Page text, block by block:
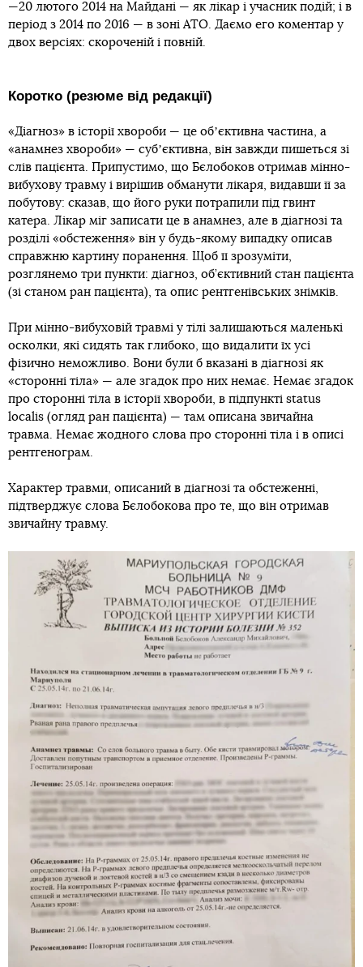
—20 лютого 2014 на Майдані — як лікар і учасник подій; і в
період з 2014 по 2016 — в зоні АТО. Даємо его коментар у
двох версіях: скороченій і повній.
Коротко (резюме від редакції)
«Діагноз» в історії хвороби — це обʼєктивна частина, а
«анамнез хвороби» — субʼєктивна, він завжди пишеться зі
слів пацієнта. Припустимо, що Бєлобоков отримав мінно-
вибухову травму і вирішив обманути лікаря, видавши її за
побутову: сказав, що його руки потрапили під гвинт
катера. Лікар міг записати це в анамнез, але в діагнозі та
розділі «обстеження» він у будь-якому випадку описав
справжню картину поранення. Щоб її зрозуміти,
розглянемо три пункти: діагноз, об’єктивний стан пацієнта
(зі станом ран пацієнта), та опис рентгенівських знімків.
При мінно-вибуховій травмі у тілі залишаються маленькі
осколки, які сидять так глибоко, що видалити їх усі
фізично неможливо. Вони були б вказані в діагнозі як
«сторонні тіла» — але згадок про них немає. Немає згадок
про сторонні тіла в історії хвороби, в підпункті status
localis (огляд ран пацієнта) — там описана звичайна
травма. Немає жодного слова про сторонні тіла і в описі
рентгенограм.
Характер травми, описаний в діагнозі та обстеженні,
підтверджує слова Бєлобокова про те, що він отримав
звичайну травму.